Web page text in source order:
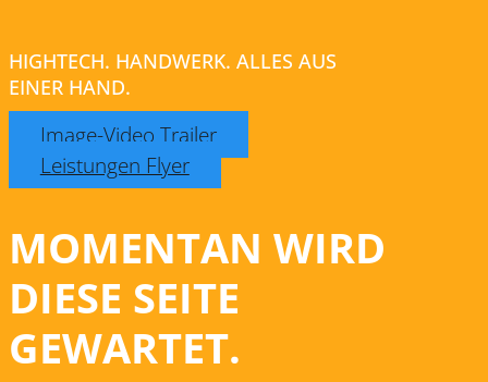
HIGHTECH. HANDWERK. ALLES AUS
EINER HAND.
Image-Video Trailer
Leistungen Flyer
MOMENTAN WIRD
DIESE SEITE
GEWARTET.